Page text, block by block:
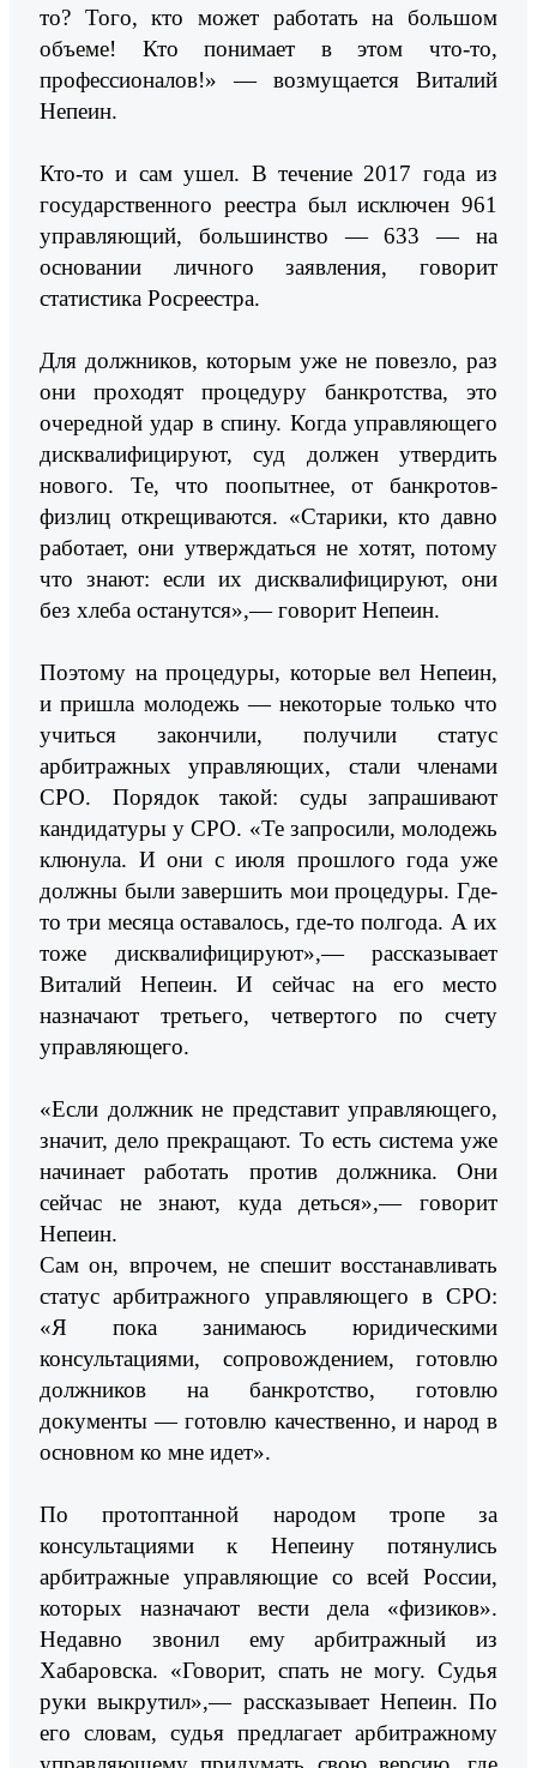
то? Того, кто может работать на большом
объеме! Кто понимает в этом что-то,
профессионалов!» — возмущается Виталий
Непеин.
Кто-то и сам ушел. В течение 2017 года из
государственного реестра был исключен 961
управляющий, большинство — 633 — на
основании личного заявления, говорит
статистика Росреестра.
Для должников, которым уже не повезло, раз
они проходят процедуру банкротства, это
очередной удар в спину. Когда управляющего
дисквалифицируют, суд должен утвердить
нового. Те, что поопытнее, от банкротов-
физлиц открещиваются. «Старики, кто давно
работает, они утверждаться не хотят, потому
что знают: если их дисквалифицируют, они
без хлеба останутся»,— говорит Непеин.
Поэтому на процедуры, которые вел Непеин,
и пришла молодежь — некоторые только что
учиться закончили, получили статус
арбитражных управляющих, стали членами
СРО. Порядок такой: суды запрашивают
кандидатуры у СРО. «Те запросили, молодежь
клюнула. И они с июля прошлого года уже
должны были завершить мои процедуры. Где-
то три месяца оставалось, где-то полгода. А их
тоже дисквалифицируют»,— рассказывает
Виталий Непеин. И сейчас на его место
назначают третьего, четвертого по счету
управляющего.
«Если должник не представит управляющего,
значит, дело прекращают. То есть система уже
начинает работать против должника. Они
сейчас не знают, куда деться»,— говорит
Непеин.
Сам он, впрочем, не спешит восстанавливать
статус арбитражного управляющего в СРО:
«Я пока занимаюсь юридическими
консультациями, сопровождением, готовлю
должников на банкротство, готовлю
документы — готовлю качественно, и народ в
основном ко мне идет».
По протоптанной народом тропе за
консультациями к Непеину потянулись
арбитражные управляющие со всей России,
которых назначают вести дела «физиков».
Недавно звонил ему арбитражный из
Хабаровска. «Говорит, спать не могу. Судья
руки выкрутил»,— рассказывает Непеин. По
его словам, судья предлагает арбитражному